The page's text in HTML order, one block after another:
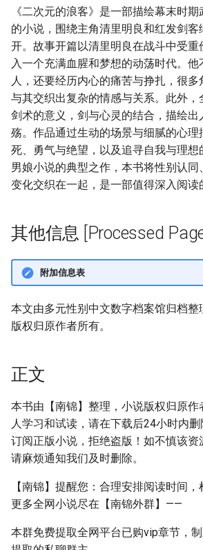
《二次元的浪客》是一部描绘幕末时
的小说，围绕主角清里明良和红发剑客
开。故事开篇以清里明良在战斗中受
入一个充满血腥和梦想的动荡时代。
人，还要经历内心的痛苦与挣扎，很
与其交织出复杂的情感与关系。此外
剑术的意义，剑与心灵的结合，描绘出
殇。作品通过生动的场景与细腻的心理
死、勇气与绝望，以及追寻自我与理
男娘小说的典型之作，本书将性别认
变化交织在一起，是一部值得深入阅读
其他信息 [Processed
附加信息表
本文由多元性别中文数字档案馆归档整
版权归原作者所有。
正文
本书由【南锦】整理，小说版权归原作
人学习和试读，请在下载后24小时内
订阅正版小说，拒绝盗版！如不慎该资
请麻烦通知我们及时删除。
【南锦】提醒您：合理安排阅读时间，
更多全网小说尽在【南锦外群】——
本群免费提取全网平台已购vip章节，